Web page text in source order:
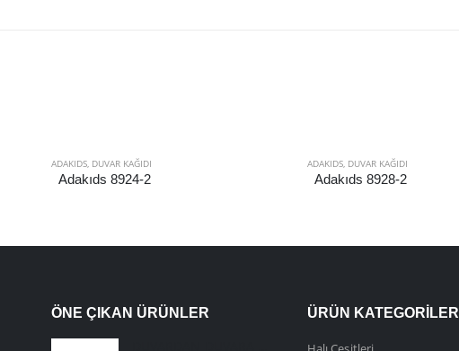
ADAKIDS, DUVAR KAĞIDI
Adakıds 8924-2
ADAKIDS, DUVAR KAĞIDI
Adakıds 8928-2
ÖNE ÇIKAN ÜRÜNLER ÜRÜN KATEGORILERI